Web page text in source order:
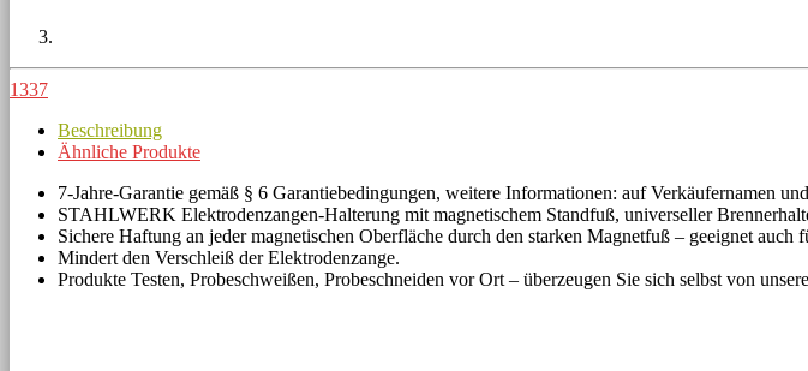
1337
Beschreibung
Ähnliche Produkte
7-Jahre-Garantie gemäß § 6 Garantiebedingungen, weitere Informationen: auf Verkäufernamen
STAHLWERK Elektrodenzangen-Halterung mit magnetischem Standfuß, universeller
Sichere Haftung an jeder magnetischen Oberfläche durch den starken Magnetfuß – geeignet auch
Mindert den Verschleiß der Elektrodenzange.
Produkte Testen, Probeschweißen, Probeschneiden vor Ort – überzeugen Sie sich selbst von